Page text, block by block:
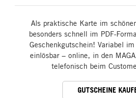
Als praktische Karte im
besonders schnell im PDF-
Geschenkgutschein! Variabel
einlösbar – online, in den
telefonisch beim
GUTSCHEINE